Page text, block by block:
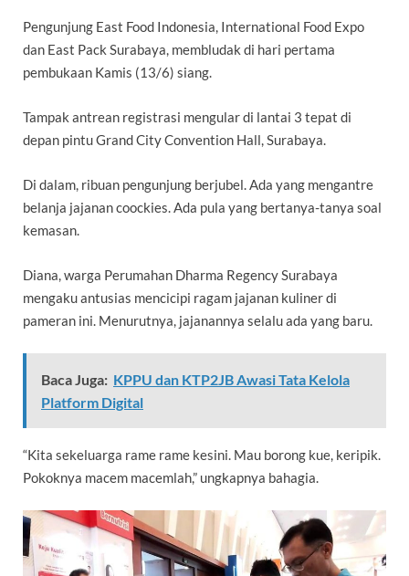
Pengunjung East Food Indonesia, International Food Expo
dan East Pack Surabaya, membludak di hari pertama
pembukaan Kamis (13/6) siang.
Tampak antrean registrasi mengular di lantai 3 tepat di
depan pintu Grand City Convention Hall, Surabaya.
Di dalam, ribuan pengunjung berjubel. Ada yang mengantre
belanja jajanan coockies. Ada pula yang bertanya-tanya soal
kemasan.
Diana, warga Perumahan Dharma Regency Surabaya
mengaku antusias mencicipi ragam jajanan kuliner di
pameran ini. Menurutnya, jajanannya selalu ada yang baru.
Baca Juga: KPPU dan KTP2JB Awasi Tata Kelola
Platform Digital
“Kita sekeluarga rame rame kesini. Mau borong kue, keripik.
Pokoknya macem macemlah,” ungkapnya bahagia.